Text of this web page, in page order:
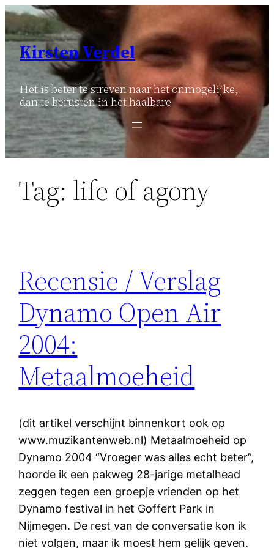
Ga
naar
inhoud
Kirsten Verdel
Het is beter te streven naar het onmogelijke,
dan te berusten in het haalbare
Tag: life of agony
Recensie / Verslag
Dynamo Open Air
2004:
Metaalmoeheid
(dit artikel verschijnt binnenkort ook op
www.muzikantenweb.nl) Metaalmoeheid op
Dynamo 2004 “Vroeger was alles echt beter”,
hoorde ik een pakweg 28-jarige metalhead
zeggen tegen een groepje vrienden op het
Dynamo festival in het Goffert Park in
Nijmegen. De rest van de conversatie kon ik
niet volgen, maar ik moest hem gelijk geven.